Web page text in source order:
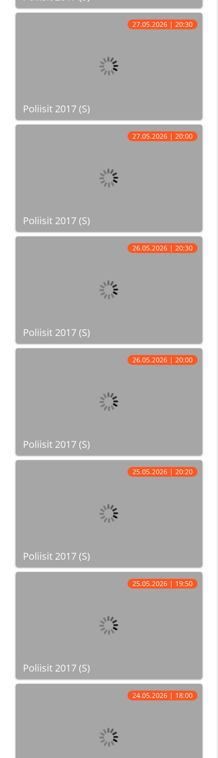
Poliisit 2017 (S)
27.05.2026 | 20:30
Poliisit 2017 (S)
27.05.2026 | 20:00
Poliisit 2017 (S)
26.05.2026 | 20:30
Poliisit 2017 (S)
26.05.2026 | 20:00
Poliisit 2017 (S)
25.05.2026 | 20:20
Poliisit 2017 (S)
25.05.2026 | 19:50
24.05.2026 | 18:00